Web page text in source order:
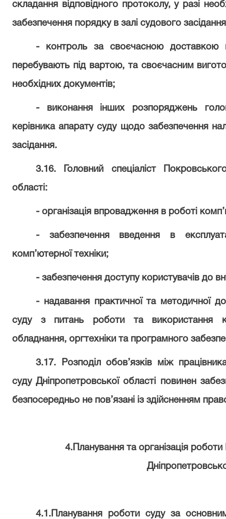
складання відповідного протоколу, у разі
забезпечення порядку в залі судового
- контроль за своєчасною
перебувають під вартою, та своєчасним
необхідних документів;
- виконання інших розпоряджень
керівника апарату суду щодо забезпечення
засідання.
3.16. Головний спеціаліст
області:
- організація впровадження в роботі
- забезпечення введення в
комп’ютерної техніки;
- забезпечення доступу користувачів до
- надавання практичної та методичної
суду з питань роботи та використання
обладнання, оргтехніки та програмного
3.17. Розподіл обов’язків між
суду Дніпропетровської області повинен
безпосередньо не пов’язані із здійсненням
4.Планування та організація
4.1.Планування роботи суду за